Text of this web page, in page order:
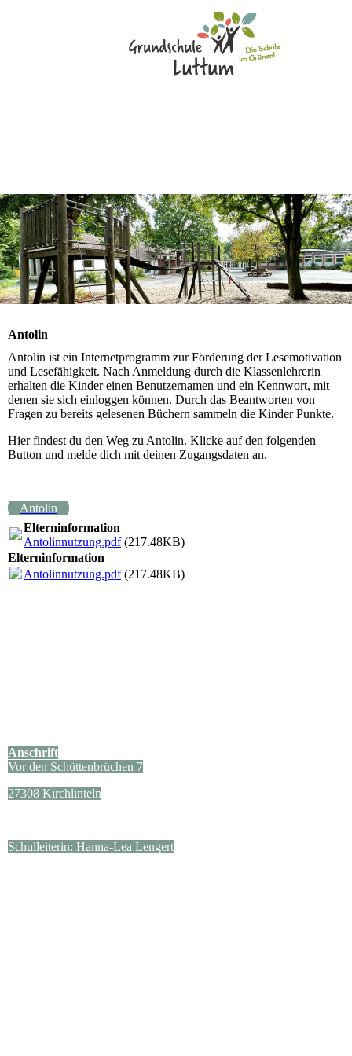
Antolin
Antolin ist ein Internetprogramm zur Förderung der Lesemotivation
und Lesefähigkeit. Nach Anmeldung durch die Klassenlehrerin
erhalten die Kinder einen Benutzernamen und ein Kennwort, mit
denen sie sich einloggen können. Durch das Beantworten von
Fragen zu bereits gelesenen Büchern sammeln die Kinder Punkte.
Hier findest du den Weg zu Antolin. Klicke auf den folgenden
Button und melde dich mit deinen Zugangsdaten an.
Antolin
Elterninformation
Antolinnutzung.pdf(217.48KB)
Elterninformation
Antolinnutzung.pdf(217.48KB)
Anschrift
Vor den Schüttenbrüchen 7
27308 Kirchlinteln
Schulleiterin: Hanna-Lea Lengert